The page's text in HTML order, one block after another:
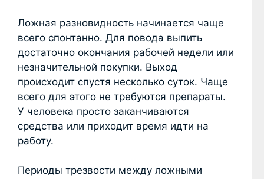
Ложная разновидность начинается чаще
всего спонтанно. Для повода выпить
достаточно окончания рабочей недели или
незначительной покупки. Выход
происходит спустя несколько суток. Чаще
всего для этого не требуются препараты.
У человека просто заканчиваются
средства или приходит время идти на
работу.
Периоды трезвости между ложными